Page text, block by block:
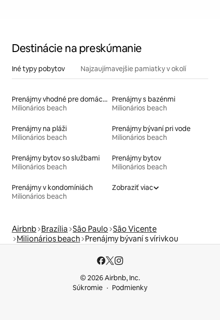
Destinácie na preskúmanie
Iné typy pobytov Najzaujímavejšie pamiatky v okolí
Prenájmy vhodné pre domáce zvieratá
Milionários beach
Prenájmy s bazénmi
Milionários beach
Prenájmy na pláži
Milionários beach
Prenájmy bývaní pri vode
Milionários beach
Prenájmy bytov so službami
Milionários beach
Prenájmy bytov
Milionários beach
Prenájmy v kondomíniách
Milionários beach
Zobraziť viac
Airbnb Brazília São Paulo São Vicente
Milionários beach Prenájmy bývaní s vírivkou
© 2026 Airbnb, Inc.
Súkromie
Podmienky